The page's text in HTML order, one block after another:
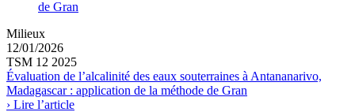
Milieux
12/01/2026
TSM 12 2025
Évaluation de l’alcalinité des eaux souterraines à Antananarivo,
Madagascar : application de la méthode de Gran
› Lire l’article